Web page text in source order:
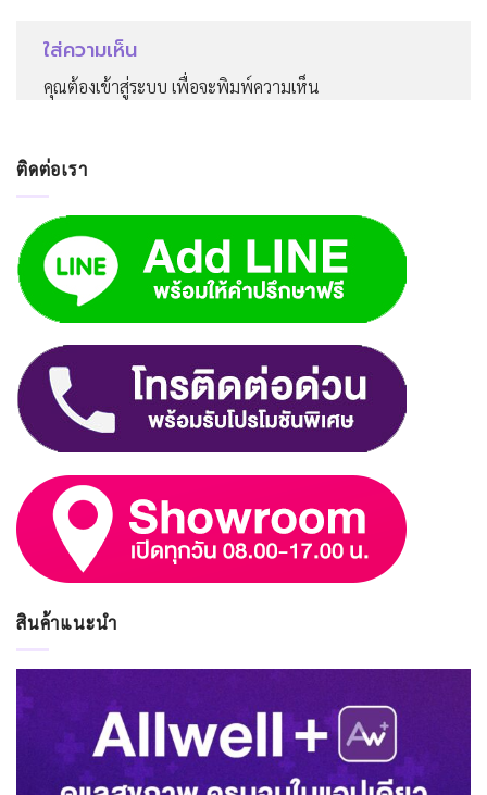
ใส่ความเห็น
คุณต้องเข้าสู่ระบบ เพื่อจะพิมพ์ความเห็น
ติดต่อเรา
สินค้าแนะนำ